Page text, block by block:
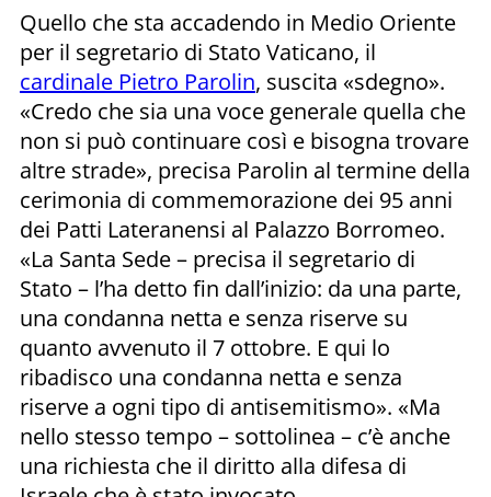
Quello che sta accadendo in Medio Oriente
per il segretario di Stato Vaticano, il
cardinale Pietro Parolin, suscita «sdegno».
«Credo che sia una voce generale quella che
non si può continuare così e bisogna trovare
altre strade», precisa Parolin al termine della
cerimonia di commemorazione dei 95 anni
dei Patti Lateranensi al Palazzo Borromeo.
«La Santa Sede – precisa il segretario di
Stato – l’ha detto fin dall’inizio: da una parte,
una condanna netta e senza riserve su
quanto avvenuto il 7 ottobre. E qui lo
ribadisco una condanna netta e senza
riserve a ogni tipo di antisemitismo». «Ma
nello stesso tempo – sottolinea – c’è anche
una richiesta che il diritto alla difesa di